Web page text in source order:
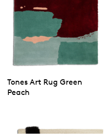
Tones Art Rug Green
Peach